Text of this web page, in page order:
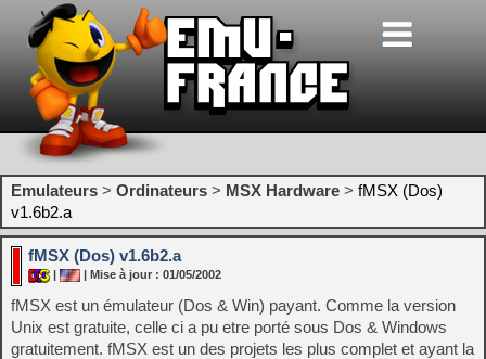
Emulateurs > Ordinateurs > MSX Hardware > fMSX (Dos)
v1.6b2.a
fMSX (Dos) v1.6b2.a
| | Mise à jour : 01/05/2002
fMSX est un émulateur (Dos & Win) payant. Comme la version
Unix est gratuite, celle ci a pu etre porté sous Dos & Windows
gratuitement. fMSX est un des projets les plus complet et ayant la